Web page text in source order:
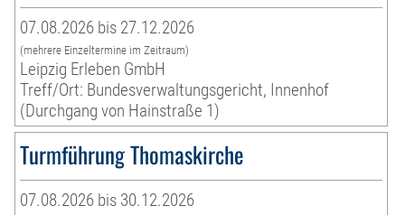
07.08.2026 bis 27.12.2026
(mehrere Einzeltermine im Zeitraum)
Leipzig Erleben GmbH
Treff/Ort: Bundesverwaltungsgericht, Innenhof
(Durchgang von Hainstraße 1)
Turmführung Thomaskirche
07.08.2026 bis 30.12.2026